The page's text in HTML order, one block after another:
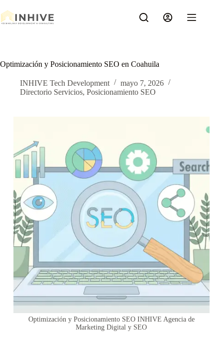
al
contenido
Optimización y Posicionamiento SEO en Coahuila
INHIVE Tech Development
mayo 7, 2026
Directorio Servicios, Posicionamiento SEO
Optimización y Posicionamiento SEO INHIVE Agencia de
Marketing Digital y SEO